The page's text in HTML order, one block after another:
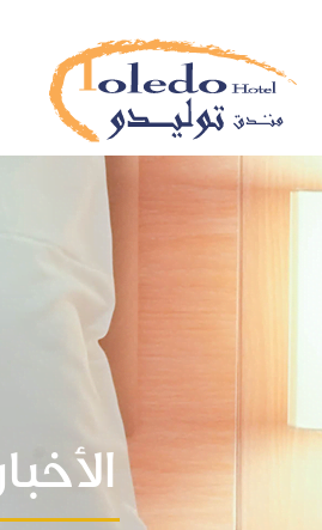
الأخبار